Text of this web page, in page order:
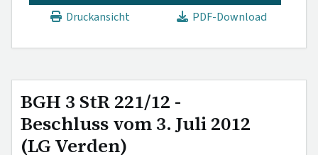
Druckansicht
PDF-Download
BGH 3 StR 221/12 -
Beschluss vom 3. Juli 2012
(LG Verden)